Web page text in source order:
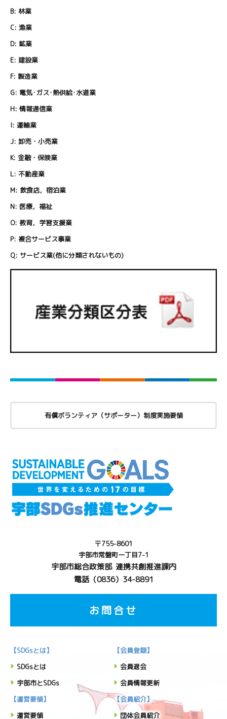
B: 林業
C: 漁業
D: 鉱業
E: 建設業
F: 製造業
G: 電気･ガス･熱供給･水道業
H: 情報通信業
I: 運輸業
J: 卸売・小売業
K: 金融・保険業
L: 不動産業
M: 飲食店，宿泊業
N: 医療，福祉
O: 教育，学習支援業
P: 複合サービス事業
Q: サービス業(他に分類されないもの)
有償ボランティア（サポーター）制度実施要領
〒755-8601
宇部市常盤町一丁目7-1
宇部市総合政策部 連携共創推進課内
電話（0836）34-8891
お問合せ
【SDGsとは】
SDGsとは
宇部市とSDGs
【運営要領】
運営要領
【会員登録】
会員退会
会員情報更新
【会員紹介】
団体会員紹介